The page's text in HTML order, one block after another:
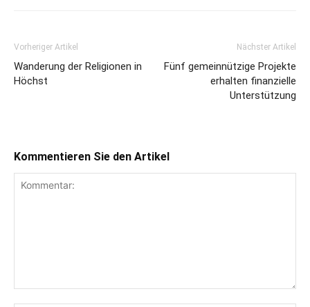
Vorheriger Artikel
Wanderung der Religionen in
Höchst
Nächster Artikel
Fünf gemeinnützige Projekte
erhalten finanzielle
Unterstützung
Kommentieren Sie den Artikel